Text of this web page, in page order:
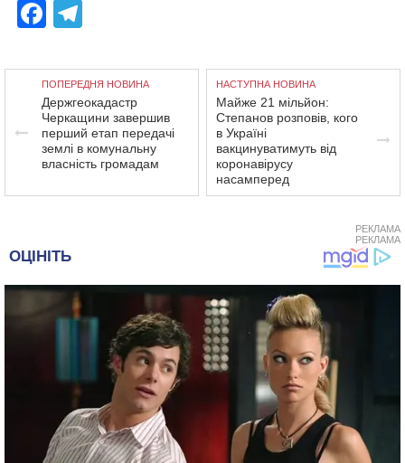
Facebook
ПОПЕРЕДНЯ НОВИНА
Держгеокадастр
Черкащини завершив
перший етап передачі
землі в комунальну
власність громадам
НАСТУПНА НОВИНА
Майже 21 мільйон:
Степанов розповів, кого
в Україні
вакцинуватимуть від
коронавірусу
насамперед
РЕКЛАМА
РЕКЛАМА